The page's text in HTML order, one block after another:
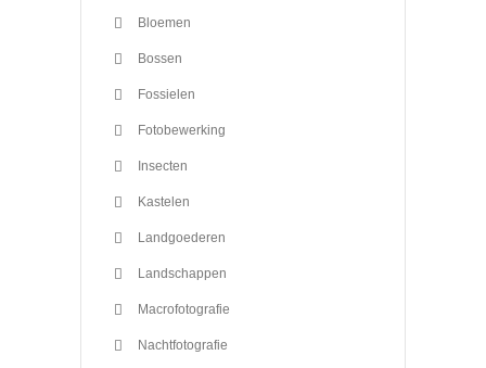
Bloemen
Bossen
Fossielen
Fotobewerking
Insecten
Kastelen
Landgoederen
Landschappen
Macrofotografie
Nachtfotografie